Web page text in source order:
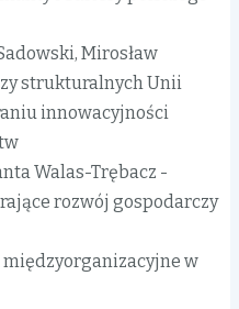
Mirosław
strukturalnych Unii
innowacyjności
Walas-Trębacz -
rozwój gospodarczy
międzyorganizacyjne w